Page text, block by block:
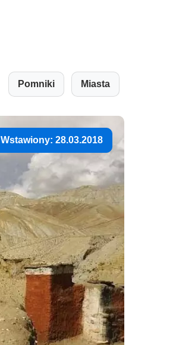
Pomniki Miasta
Wstawiony: 28.03.2018